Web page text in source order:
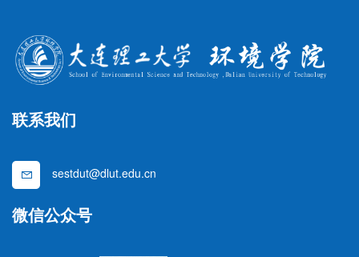
联系我们
sestdut@dlut.edu.cn
微信公众号